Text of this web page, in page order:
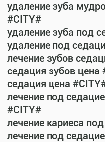
удаление зуба
#CITY#
удаление зуба под
удаление под
лечение зубов
седация зубов цена
седация цена
лечение под
#CITY#
лечение кариеса
лечение под